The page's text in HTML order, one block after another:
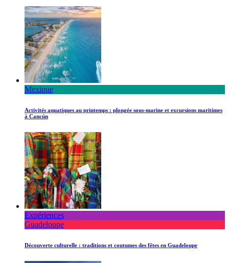
Mexique
Activités aquatiques au printemps : plongée sous-marine et excursions maritimes
à Cancún
Expériences
Guadeloupe
Découverte culturelle : traditions et coutumes des fêtes en Guadeloupe